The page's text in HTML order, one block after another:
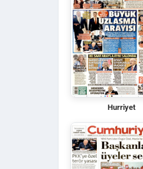
Hurriyet